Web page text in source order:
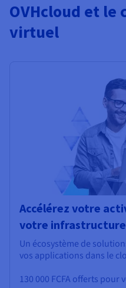
OVHcloud et le
virtuel
Accélérez votre
votre infrastructure
Un écosystème de
vos applications dans le
130 000 FCFAofferts pour